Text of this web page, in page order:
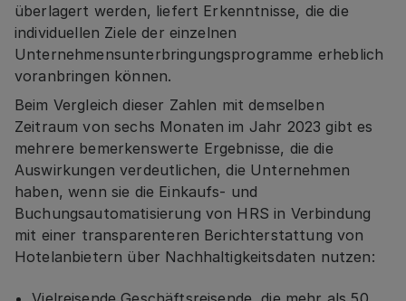
überlagert werden, liefert Erkenntnisse, die die
individuellen Ziele der einzelnen
Unternehmensunterbringungsprogramme erheblich
voranbringen können.
Beim Vergleich dieser Zahlen mit demselben
Zeitraum von sechs Monaten im Jahr 2023 gibt es
mehrere bemerkenswerte Ergebnisse, die die
Auswirkungen verdeutlichen, die Unternehmen
haben, wenn sie die Einkaufs- und
Buchungsautomatisierung von HRS in Verbindung
mit einer transparenteren Berichterstattung von
Hotelanbietern über Nachhaltigkeitsdaten nutzen: